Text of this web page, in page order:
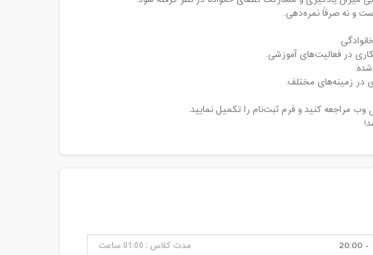
و نه صرفاً نمره‌دهی.
در فعالیت‌های آموزشی.
در زمینه‌های مختلف.
مدت کلاس : 01:00 ساعت